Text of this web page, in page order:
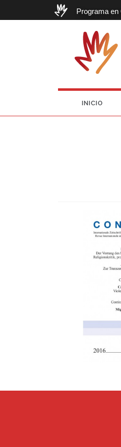
Programa en
INICIO